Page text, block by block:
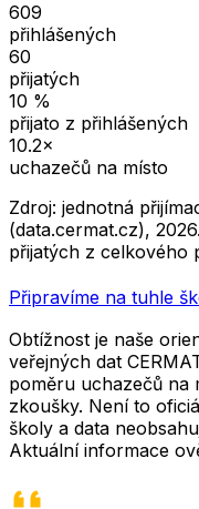
609
přihlášených
60
přijatých
10 %
přijato z přihlášených
10.2×
uchazečů na místo
Zdroj: jednotná
(data.cermat.cz), 2026
přijatých z celkového
Připravíme na tuhle
Obtížnost je naše
veřejných dat
poměru uchazečů na
zkoušky. Není to
školy a data
Aktuální informace